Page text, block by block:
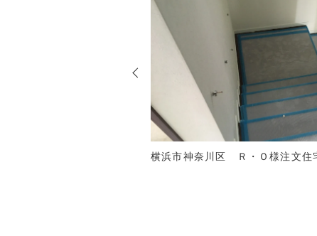
横浜市神奈川区 Ｒ・Ｏ様注文住